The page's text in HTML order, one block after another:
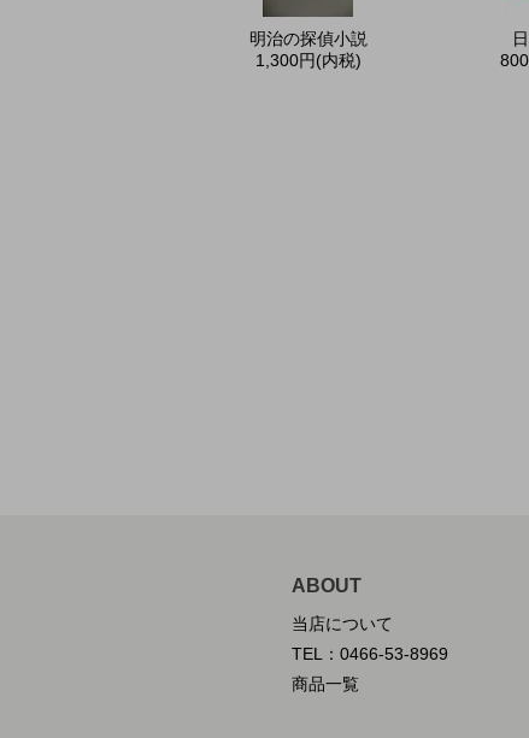
明治の探偵小説
1,300円(内税)
ABOUT
当店について
TEL：0466-53-8969
商品一覧